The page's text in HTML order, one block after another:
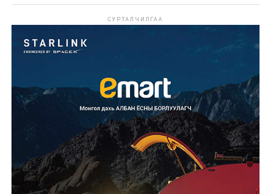
Харин дараах зардлыг хязгаарлахаар болсон байна.
Үүнд:
Олон улсын болон Засгийн газрын
шийдвэртэйгээс бусад хурал, зөвлөгөөн, ой,
тэмдэглэлт өдөр, найр наадам, соёлын арга
Урьдчилан төлөвлөсөн төрийн өндөр албан
тушаалтны томилолтоос бусад гадаад
томилолт, гадаадын зочин хүлээн авах зардал;
Зайлшгүй шаардлагагүй тоног төхөөрөмж,
СУРТАЛЧИЛГАА